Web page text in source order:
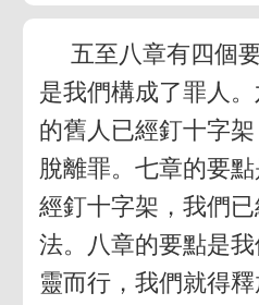
五至八章有四個
是我們構成了罪人
的舊人已經釘十字
脫離罪。七章的要
經釘十字架，我們
法。八章的要點是
靈而行，我們就得